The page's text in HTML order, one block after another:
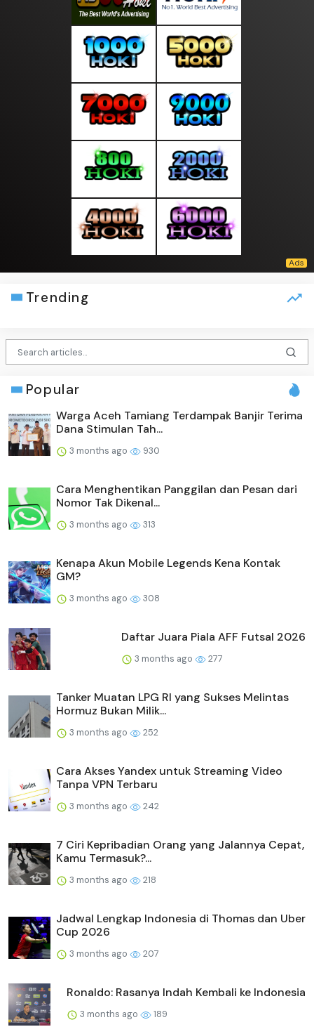
Trending
Popular
Warga Aceh Tamiang Terdampak Banjir Terima
Dana Stimulan Tah...
3 months ago 930
Cara Menghentikan Panggilan dan Pesan dari
Nomor Tak Dikenal...
3 months ago 313
Kenapa Akun Mobile Legends Kena Kontak
GM?
3 months ago 308
Daftar Juara Piala AFF Futsal 2026
3 months ago 277
Tanker Muatan LPG RI yang Sukses Melintas
Hormuz Bukan Milik...
3 months ago 252
Cara Akses Yandex untuk Streaming Video
Tanpa VPN Terbaru
3 months ago 242
7 Ciri Kepribadian Orang yang Jalannya Cepat,
Kamu Termasuk?...
3 months ago 218
Jadwal Lengkap Indonesia di Thomas dan Uber
Cup 2026
3 months ago 207
Ronaldo: Rasanya Indah Kembali ke Indonesia
3 months ago 189